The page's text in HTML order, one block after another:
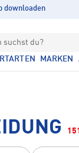
downloaden
suchst du?
MARKEN
151